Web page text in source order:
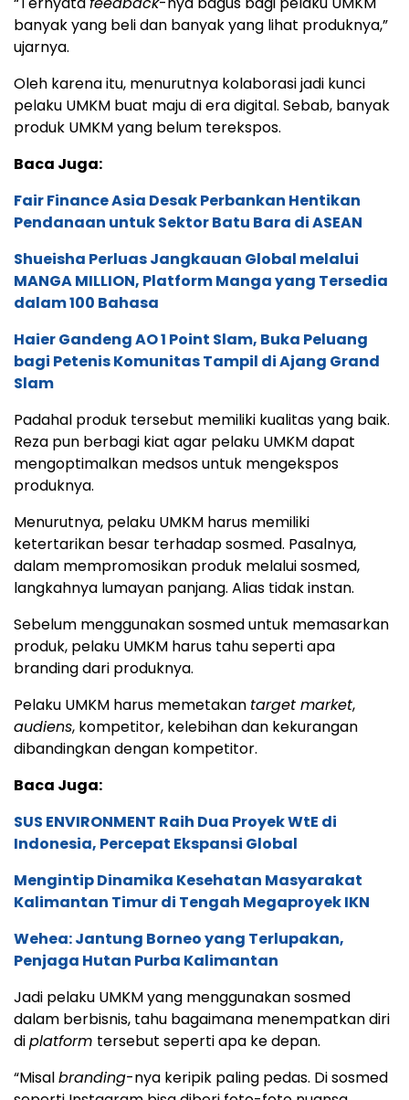
banyak yang beli dan banyak yang lihat produknya,”
ujarnya.
Oleh karena itu, menurutnya kolaborasi jadi kunci
pelaku UMKM buat maju di era digital. Sebab, banyak
produk UMKM yang belum terekspos.
Baca Juga:
Fair Finance Asia Desak Perbankan Hentikan
Pendanaan untuk Sektor Batu Bara di ASEAN
Shueisha Perluas Jangkauan Global melalui
MANGA MILLION, Platform Manga yang Tersedia
dalam 100 Bahasa
Haier Gandeng AO 1 Point Slam, Buka Peluang
bagi Petenis Komunitas Tampil di Ajang Grand
Slam
Padahal produk tersebut memiliki kualitas yang baik.
Reza pun berbagi kiat agar pelaku UMKM dapat
mengoptimalkan medsos untuk mengekspos
produknya.
Menurutnya, pelaku UMKM harus memiliki
ketertarikan besar terhadap sosmed. Pasalnya,
dalam mempromosikan produk melalui sosmed,
langkahnya lumayan panjang. Alias tidak instan.
Sebelum menggunakan sosmed untuk memasarkan
produk, pelaku UMKM harus tahu seperti apa
branding dari produknya.
Pelaku UMKM harus memetakan target market,
audiens, kompetitor, kelebihan dan kekurangan
dibandingkan dengan kompetitor.
Baca Juga:
SUS ENVIRONMENT Raih Dua Proyek WtE di
Indonesia, Percepat Ekspansi Global
Mengintip Dinamika Kesehatan Masyarakat
Kalimantan Timur di Tengah Megaproyek IKN
Wehea: Jantung Borneo yang Terlupakan,
Penjaga Hutan Purba Kalimantan
Jadi pelaku UMKM yang menggunakan sosmed
dalam berbisnis, tahu bagaimana menempatkan diri
diplatform tersebut seperti apa ke depan.
“Misalbranding-nya keripik paling pedas. Di sosmed